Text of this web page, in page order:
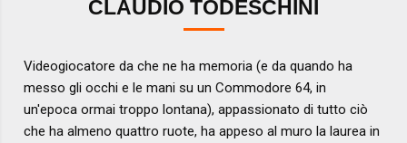
CLAUDIO TODESCHINI
Videogiocatore da che ne ha memoria (e da quando ha
messo gli occhi e le mani su un Commodore 64, in
un'epoca ormai troppo lontana), appassionato di tutto ciò
che ha almeno quattro ruote, ha appeso al muro la laurea in